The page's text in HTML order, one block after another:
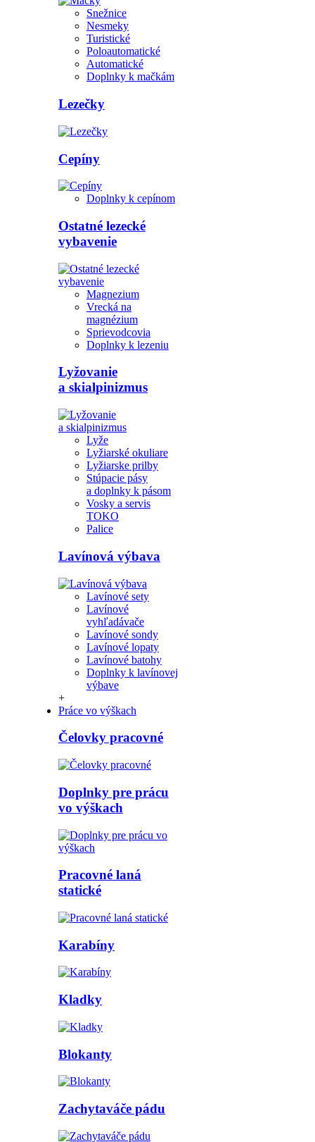
Snežnice
Nesmeky
Turistické
Poloautomatické
Automatické
Doplnky k mačkám
Lezečky
Cepíny
Doplnky k cepínom
Ostatné lezecké
vybavenie
Magnezium
Vrecká na
magnézium
Sprievodcovia
Doplnky k lezeniu
Lyžovanie
a skialpinizmus
Lyže
Lyžiarské okuliare
Lyžiarske prilby
Stúpacie pásy
a doplnky k pásom
Vosky a servis
TOKO
Palice
Lavínová výbava
Lavínové sety
Lavínové
vyhľadávače
Lavínové sondy
Lavínové lopaty
Lavínové batohy
Doplnky k lavínovej
výbave
+
Práce vo výškach
Čelovky pracovné
Doplnky pre prácu
vo výškach
Pracovné laná
statické
Karabíny
Kladky
Blokanty
Zachytaváče pádu